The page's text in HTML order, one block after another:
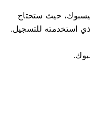
حيث ستحتاج
استخدمته للتسجيل.